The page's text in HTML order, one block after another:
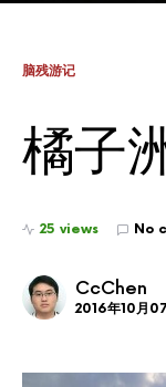
脑残游记
橘子
25 views No
CcChen
2016年10月